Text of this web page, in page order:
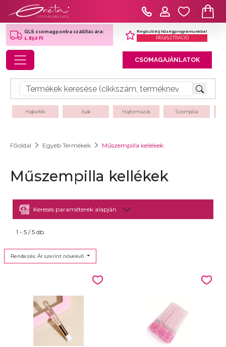
GLS csomagpontra szállítás ára:
1,850 Ft
Regisztrálj hűségprogramunkba!
REGISZTRÁCIÓ
Toggle navigation CSOMAGAJÁNLATOK
Hajkefék Ajak Hajformázás Szempilla
Főoldal Egyéb Termékek Műszempilla kellékek
Műszempilla kellékek
Keresés paraméterek alapján
1 - 5 / 5 db
Rendezés: Ár szerint növekvő